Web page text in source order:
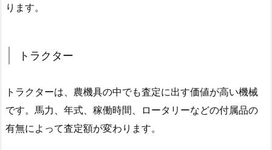
ります。
トラクター
トラクターは、農機具の中でも査定に出す価値が高い機械
です。馬力、年式、稼働時間、ロータリーなどの付属品の
有無によって査定額が変わります。